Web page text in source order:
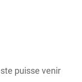
puisse venir